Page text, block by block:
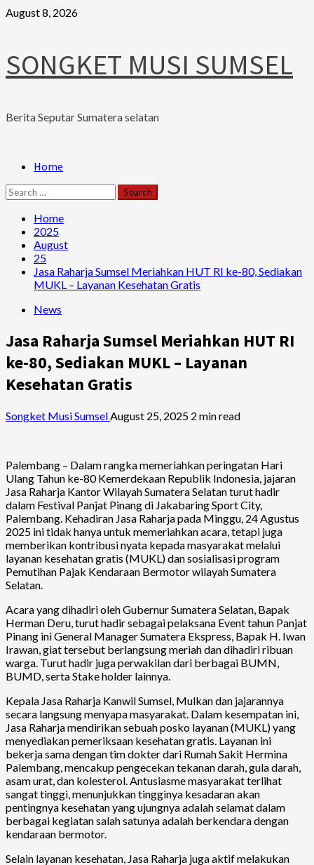
Skip
August 8, 2026
SONGKET MUSI SUMSEL
Berita Seputar Sumatera selatan
PrimaryHome
Search
for:
Home
2025
August
25
Jasa Raharja Sumsel Meriahkan HUT RI ke-80, Sediakan
MUKL – Layanan Kesehatan Gratis
News
Jasa Raharja Sumsel Meriahkan HUT RI
ke-80, Sediakan MUKL – Layanan
Kesehatan Gratis
Songket Musi SumselAugust 25, 2025 2 min read
Palembang – Dalam rangka memeriahkan peringatan Hari
Ulang Tahun ke-80 Kemerdekaan Republik Indonesia, jajaran
Jasa Raharja Kantor Wilayah Sumatera Selatan turut hadir
dalam Festival Panjat Pinang di Jakabaring Sport City,
Palembang. Kehadiran Jasa Raharja pada Minggu, 24 Agustus
2025 ini tidak hanya untuk memeriahkan acara, tetapi juga
memberikan kontribusi nyata kepada masyarakat melalui
layanan kesehatan gratis (MUKL) dan sosialisasi program
Pemutihan Pajak Kendaraan Bermotor wilayah Sumatera
Selatan.
Acara yang dihadiri oleh Gubernur Sumatera Selatan, Bapak
Herman Deru, turut hadir sebagai pelaksana Event tahun Panjat
Pinang ini General Manager Sumatera Ekspress, Bapak H. Iwan
Irawan, giat tersebut berlangsung meriah dan dihadiri ribuan
warga. Turut hadir juga perwakilan dari berbagai BUMN,
BUMD, serta Stake holder lainnya.
Kepala Jasa Raharja Kanwil Sumsel, Mulkan dan jajarannya
secara langsung menyapa masyarakat. Dalam kesempatan ini,
Jasa Raharja mendirikan sebuah posko layanan (MUKL) yang
menyediakan pemeriksaan kesehatan gratis. Layanan ini
bekerja sama dengan tim dokter dari Rumah Sakit Hermina
Palembang, mencakup pengecekan tekanan darah, gula darah,
asam urat, dan kolesterol. Antusiasme masyarakat terlihat
sangat tinggi, menunjukkan tingginya kesadaran akan
pentingnya kesehatan yang ujungnya adalah selamat dalam
berbagai kegiatan salah satunya adalah berkendara dengan
kendaraan bermotor.
Selain layanan kesehatan, Jasa Raharja juga aktif melakukan